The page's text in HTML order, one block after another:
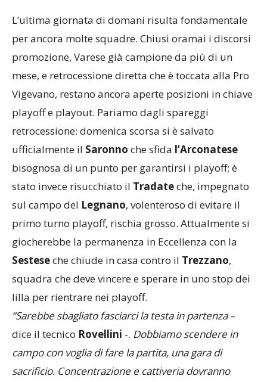
L’ultima giornata di domani risulta fondamentale
per ancora molte squadre. Chiusi oramai i discorsi
promozione, Varese già campione da più di un
mese, e retrocessione diretta che è toccata alla Pro
Vigevano, restano ancora aperte posizioni in chiave
playoff e playout. Pariamo dagli spareggi
retrocessione: domenica scorsa si è salvato
ufficialmente il Saronno che sfida l’Arconatese
bisognosa di un punto per garantirsi i playoff; è
stato invece risucchiato il Tradateche, impegnato
sul campo del Legnano, volenteroso di evitare il
primo turno playoff, rischia grosso. Attualmente si
giocherebbe la permanenza in Eccellenza con la
Sesteseche chiude in casa contro il Trezzano,
squadra che deve vincere e sperare in uno stop dei
lilla per rientrare nei playoff.
“Sarebbe sbagliato fasciarci la testa in partenza–
dice il tecnico Rovellini -. Dobbiamo scendere in
campo con voglia di fare la partita, una gara di
sacrificio. Concentrazione e cattiveria dovranno